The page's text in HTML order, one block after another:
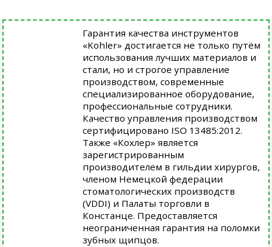
Гарантия качества инструментов
«Kohler» достигается не только путём
использования лучших материалов и
стали, но и строгое управление
производством, современные
специализированное оборудование,
профессиональные сотрудники.
Качество управления производством
сертифицировано ISO 13485:2012.
Также «Кохлер» является
зарегистрированным
производителем в гильдии хирургов,
членом Немецкой федерации
стоматологических производств
(VDDI) и Палаты торговли в
Констанце. Предоставляется
неограниченная гарантия на поломки
зубных щипцов.